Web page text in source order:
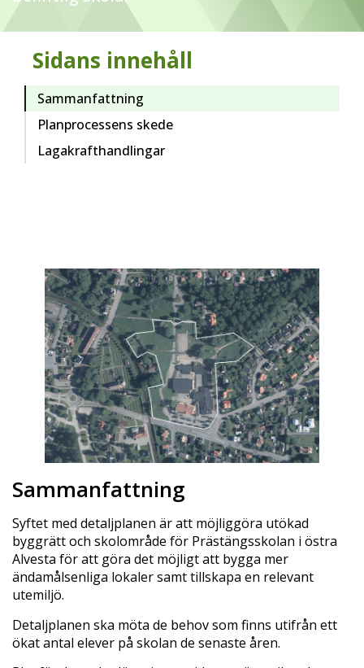
Sidans innehåll
Sammanfattning
Planprocessens skede
Lagakrafthandlingar
Sammanfattning
Syftet med detaljplanen är att möjliggöra utökad
byggrätt och skolområde för Prästängsskolan i östra
Alvesta för att göra det möjligt att bygga mer
ändamålsenliga lokaler samt tillskapa en relevant
utemiljö.
Detaljplanen ska möta de behov som finns utifrån ett
ökat antal elever på skolan de senaste åren.